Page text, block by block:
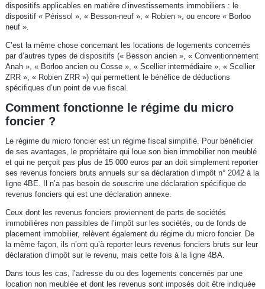
dispositifs applicables en matière d’investissements immobiliers : le
dispositif « Périssol », « Besson-neuf », « Robien », ou encore « Borloo
neuf ».
C’est la même chose concernant les locations de logements concernés
par d’autres types de dispositifs (« Besson ancien », « Conventionnement
Anah », « Borloo ancien ou Cosse », « Scellier intermédiaire », « Scellier
ZRR », « Robien ZRR ») qui permettent le bénéfice de déductions
spécifiques d’un point de vue fiscal.
Comment fonctionne le régime du micro
foncier ?
Le régime du micro foncier est un régime fiscal simplifié. Pour bénéficier
de ses avantages, le propriétaire qui loue son bien immobilier non meublé
et qui ne perçoit pas plus de 15 000 euros par an doit simplement reporter
ses revenus fonciers bruts annuels sur sa déclaration d’impôt n° 2042 à la
ligne 4BE. Il n’a pas besoin de souscrire une déclaration spécifique de
revenus fonciers qui est une déclaration annexe.
Ceux dont les revenus fonciers proviennent de parts de sociétés
immobilières non passibles de l’impôt sur les sociétés, ou de fonds de
placement immobilier, relèvent également du régime du micro foncier. De
la même façon, ils n’ont qu’à reporter leurs revenus fonciers bruts sur leur
déclaration d’impôt sur le revenu, mais cette fois à la ligne 4BA.
Dans tous les cas, l’adresse du ou des logements concernés par une
location non meublée et dont les revenus sont imposés doit être indiquée